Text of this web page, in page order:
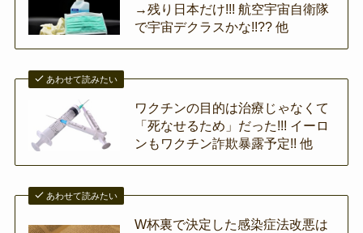
→残り日本だけ!!! 航空宇宙自衛隊
で宇宙デクラスかな!!?? 他
あわせて読みたい
ワクチンの目的は治療じゃなくて
「死なせるため」だった!!! イーロ
ンもワクチン詐欺暴露予定!! 他
あわせて読みたい
W杯裏で決定した感染症法改悪は